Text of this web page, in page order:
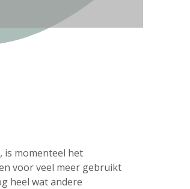
is momenteel het
voor veel meer gebruikt
heel wat andere